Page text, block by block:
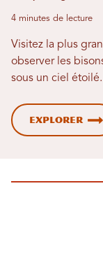
4 minutes de lecture
Visitez la plus
observer les
sous un ciel étoilé.
Explorer